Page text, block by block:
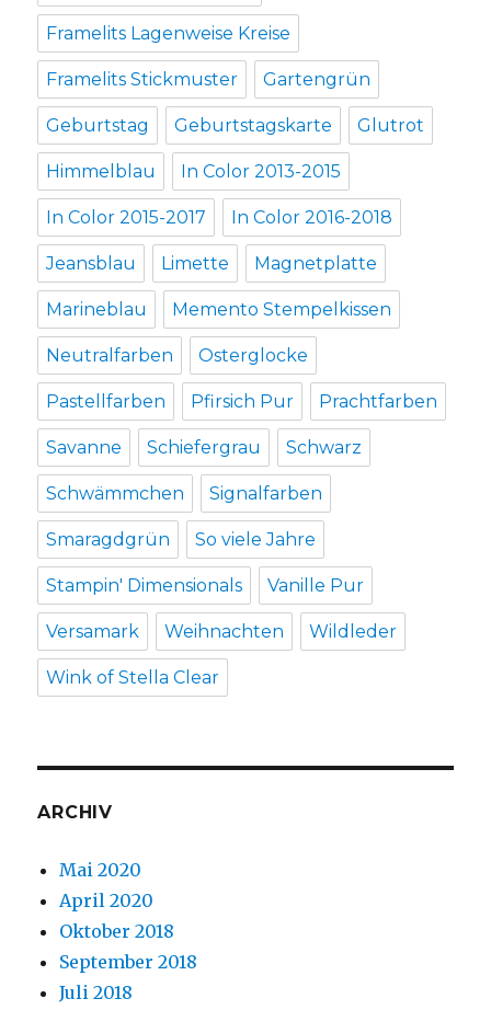
Framelits Lagenweise Kreise
Framelits Stickmuster Gartengrün
Geburtstag Geburtstagskarte Glutrot
Himmelblau In Color 2013-2015
In Color 2015-2017 In Color 2016-2018
Jeansblau Limette Magnetplatte
Marineblau Memento Stempelkissen
Neutralfarben Osterglocke
Pastellfarben Pfirsich Pur Prachtfarben
Savanne Schiefergrau Schwarz
Schwämmchen Signalfarben
Smaragdgrün So viele Jahre
Stampin' Dimensionals Vanille Pur
Versamark Weihnachten Wildleder
Wink of Stella Clear
ARCHIV
Mai 2020
April 2020
Oktober 2018
September 2018
Juli 2018